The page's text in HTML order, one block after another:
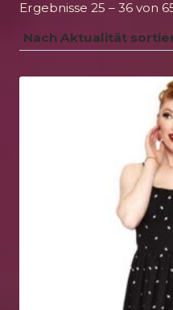
Ergebnisse 25 – 36 von